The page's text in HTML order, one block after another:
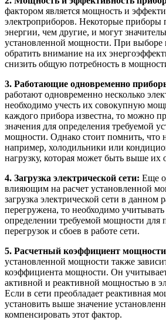
фактором является мощность и
электроприборов. Некоторые приборы
энергии, чем другие, и могут
установленной мощности. При выборе
обратить внимание на их
снизить общую потребность в
3. Работающие одновременно
работают одновременно несколько
необходимо учесть их совокупную
каждого прибора известна, то можно
значения для определения требуемой
мощности. Однако стоит помнить, что
например, холодильники или
нагрузку, которая может быть выше
4. Загрузка электрической сети: Еще
влияющим на расчет установленной
загрузка электрической сети в данном
перегружена, то необходимо
определении требуемой мощности для
перегрузок и сбоев в работе сети.
5. Расчетный коэффициент
установленной мощности также
коэффициента мощности. Он
активной и реактивной мощностью в
Если в сети преобладает реактивная
установить выше значение
компенсировать этот фактор.